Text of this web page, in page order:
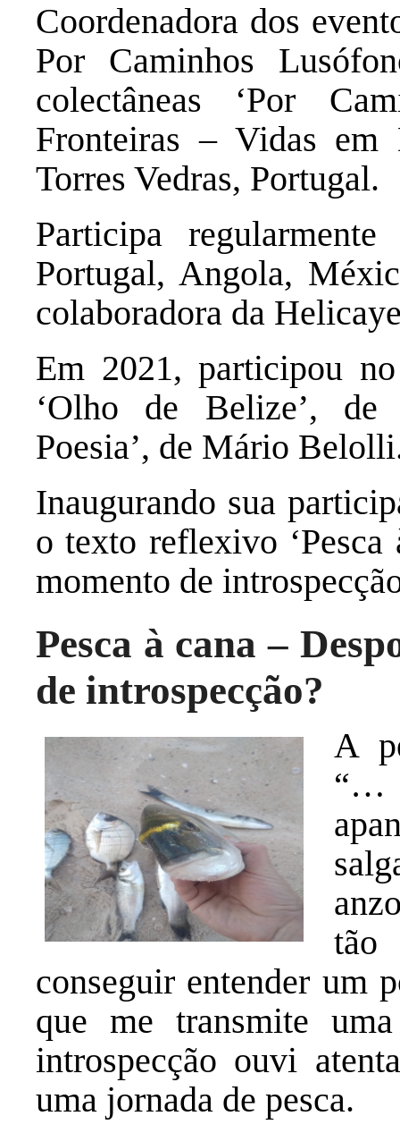
Coordenadora dos
Por Caminhos
colectâneas ‘Por
Fronteiras – Vidas em
Torres Vedras, Portugal.
Participa
Portugal, Angola,
colaboradora da
Em 2021, participou
‘Olho de Belize’, de
Poesia’, de Mário
Inaugurando sua
o texto reflexivo
momento de
Pesca à cana –
de introspecção?
A
“…
conseguir entender um
que me transmite
introspecção ouvi
uma jornada de pesca.